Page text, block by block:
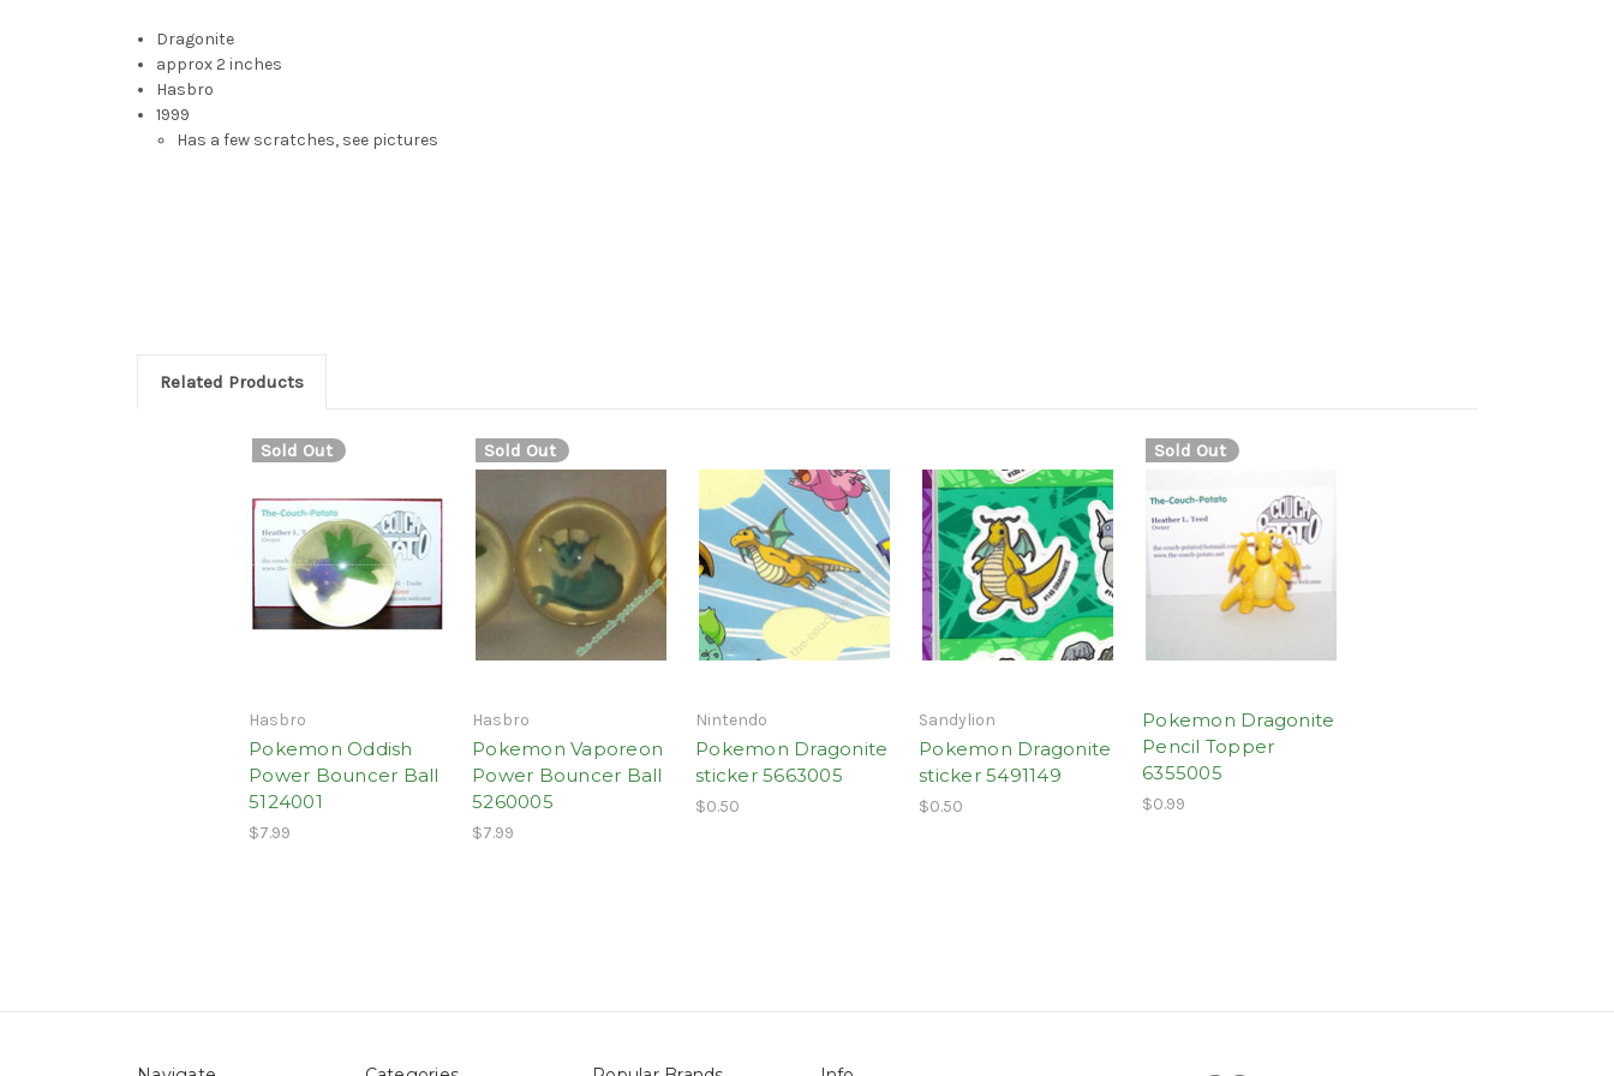
Dragonite
approx 2 inches
Hasbro
1999
Has a few scratches, see pictures
Related Products
Sold Out
Hasbro
Pokemon Oddish
Power Bouncer Ball
5124001
$7.99
Sold Out
Hasbro
Pokemon Vaporeon
Power Bouncer Ball
5260005
$7.99
Nintendo
Pokemon Dragonite
sticker 5663005
$0.50
Sandylion
Pokemon Dragonite
sticker 5491149
$0.50
Sold Out
Pokemon Dragonite
Pencil Topper
6355005
$0.99